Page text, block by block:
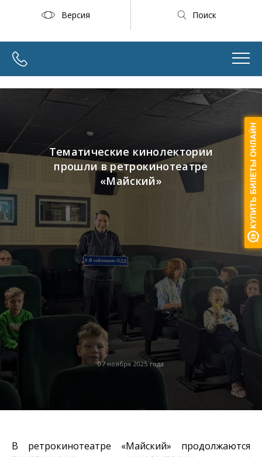
Версия Поиск
07 ноября 2025 года
Тематические кинолектории
прошли в ретрокинотеатре
«Майский»
В ретрокинотеатре «Майский» продолжаются